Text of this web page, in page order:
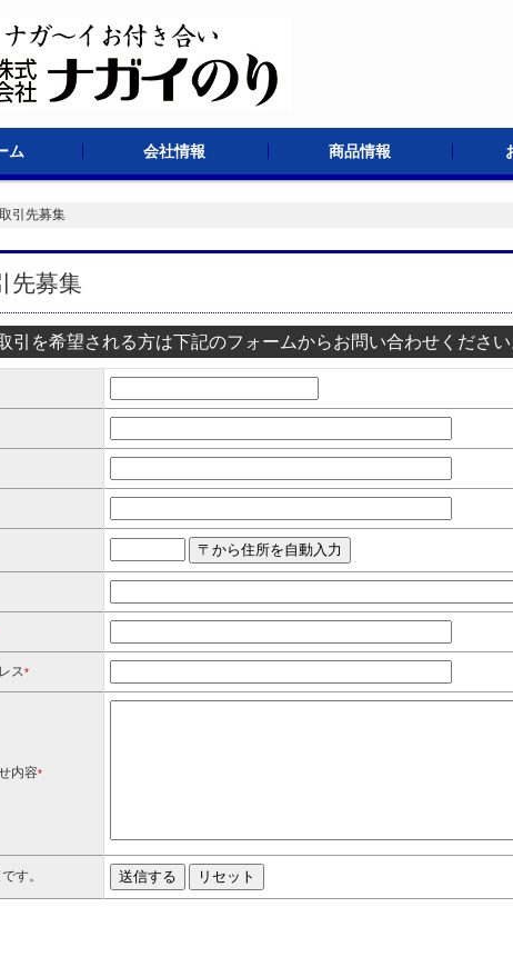
ム 会社情報 商品情報
引先募集
先募集
引を希望される方は下記のフォームからお問い合わせください
ス*
内容*
す。